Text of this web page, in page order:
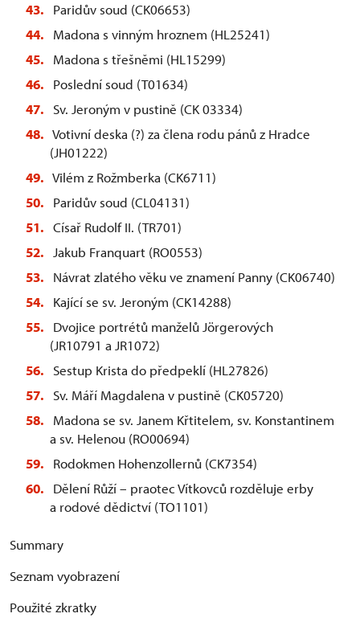
Paridův soud (CK06653)
Madona s vinným hroznem (HL25241)
Madona s třešněmi (HL15299)
Poslední soud (T01634)
Sv. Jeroným v pustině (CK 03334)
Votivní deska (?) za člena rodu pánů z Hradce
(JH01222)
Vilém z Rožmberka (CK6711)
Paridův soud (CL04131)
Císař Rudolf II. (TR701)
Jakub Franquart (RO0553)
Návrat zlatého věku ve znamení Panny (CK06740)
Kající se sv. Jeroným (CK14288)
Dvojice portrétů manželů Jörgerových
(JR10791 a JR1072)
Sestup Krista do předpeklí (HL27826)
Sv. Máří Magdalena v pustině (CK05720)
Madona se sv. Janem Křtitelem, sv. Konstantinem
a sv. Helenou (RO00694)
Rodokmen Hohenzollernů (CK7354)
Dělení Růží – praotec Vítkovců rozděluje erby
a rodové dědictví (TO1101)
Summary
Seznam vyobrazení
Použité zkratky